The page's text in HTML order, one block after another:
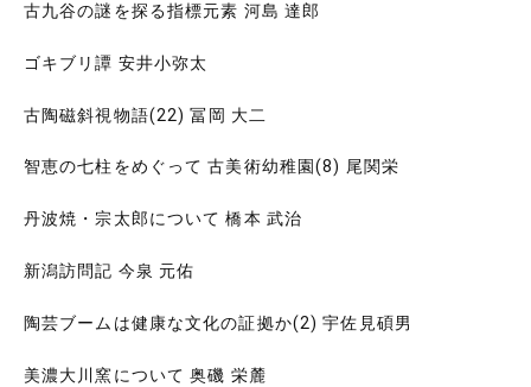
古九谷の謎を探る指標元素 河島 達郎
ゴキブリ譚 安井小弥太
古陶磁斜視物語(22) 冨岡 大二
智恵の七柱をめぐって 古美術幼稚園(8) 尾関栄
丹波焼・宗太郎について 橋本 武治
新潟訪問記 今泉 元佑
陶芸ブームは健康な文化の証拠か(2) 宇佐見碩男
美濃大川窯について 奥磯 栄麓